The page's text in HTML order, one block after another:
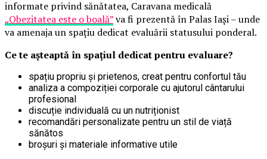
informate privind sănătatea, Caravana medicală
„Obezitatea este o boală”va fi prezentă în Palas Iași – unde
va amenaja un spațiu dedicat evaluării statusului ponderal.
Ce te așteaptă în spațiul dedicat pentru evaluare?
spațiu propriu și prietenos, creat pentru confortul tău
analiza a compoziției corporale cu ajutorul cântarului
profesional
discuție individuală cu un nutriționist
recomandări personalizate pentru un stil de viață
sănătos
broșuri și materiale informative utile